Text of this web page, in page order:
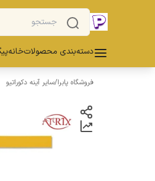
دسته‌بندی محصولاتخانه
فروشگاه پابرا/سایر آینه دکوراتیو